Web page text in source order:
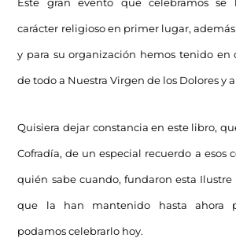
carácter religioso en primer lugar,
y para su organización hemos tenido en
de todo a Nuestra Virgen de los Dolores y
Quisiera dejar constancia en este libro,
Cofradía, de un especial recuerdo a esos
quién sabe cuando, fundaron esta
que la han mantenido hasta ahora
podamos celebrarlo hoy.